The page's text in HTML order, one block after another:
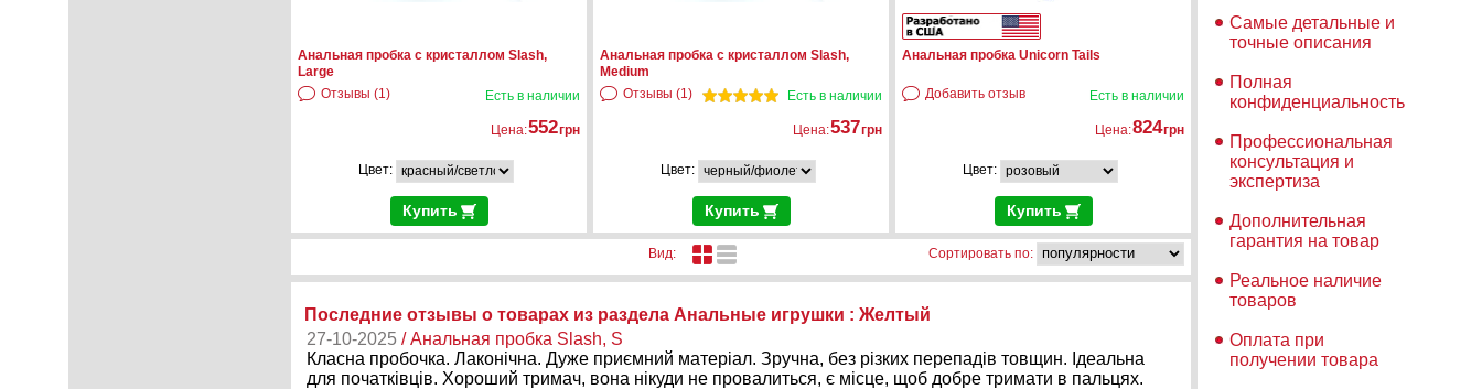
Анальная пробка с кристаллом Slash,
Large
Отзывы (1)
Есть в наличии
Цена:552грн
Цвет:
Купить
Анальная пробка с кристаллом Slash,
Medium
Отзывы (1)
Есть в наличии
Цена:537грн
Цвет:
Купить
Анальная пробка Unicorn Tails
Добавить отзыв Есть в наличии
Цена:824грн
Цвет:
Купить
Вид: Сортировать по:
Последние отзывы о товарах из раздела Анальные игрушки : Желтый
27-10-2025 / Анальная пробка Slash, S
Класна пробочка. Лаконічна. Дуже приємний матеріал. Зручна, без різких перепадів товщин. Ідеальна
для початківців. Хороший тримач, вона нікуди не провалиться, є місце, щоб добре тримати в пальцях.
Самые детальные и
точные описания
Полная
конфиденциальность
Профессиональная
консультация и
экспертиза
Дополнительная
гарантия на товар
Реальное наличие
товаров
Оплата при
получении товара